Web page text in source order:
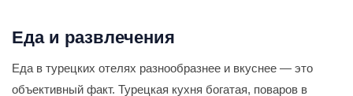
Еда и развлечения
Еда в турецких отелях разнообразнее и вкуснее — это
объективный факт. Турецкая кухня богатая, поваров в